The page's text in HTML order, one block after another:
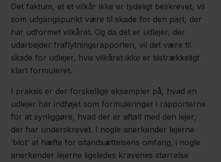
Det faktum, at et vilkår ikke er tydeligt beskrevet, vil
som udgangspunkt være til skade for den part, der
har udformet vilkåret. Og da det er udlejer, der
udarbejder fraflytningsrapporten, vil det være til
skade for udlejer, hvis vilkåret ikke er tilstrækkeligt
klart formuleret.
I praksis er der forskellige eksempler på, hvad en
udlejer har indføjet som formuleringer i rapporterne
for at synliggøre, hvad der er aftalt med den lejer,
der har underskrevet. I nogle anerkender lejerne
’blot’ at hæfte for istandsættelsens omfang, i nogle
anerkender lejerne ligeledes kravenes størrelse